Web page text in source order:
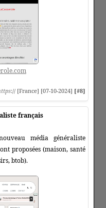
:// [France] [07-10-2024] [#8]
français
média généraliste
proposées (maison, santé
btob).